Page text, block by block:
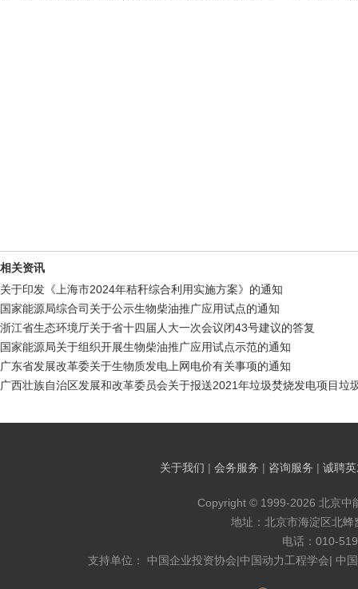
相关资讯
关于印发《上海市2024年秸秆综合利用实施方案》的通知
国家能源局综合司关于公示生物柴油推广应用试点的通知
浙江省生态环境厅关于省十四届人大一次会议闭43号建议的答复
国家能源局关于组织开展生物柴油推广应用试点示范的通知
广东省发展改革委关于生物质发电上网电价有关事项的通知
广西壮族自治区发展和改革委员会关于报送2021年垃圾焚烧发电项目垃
关于我们 | 会务服务 | 咨询服务 | 诚聘
Copyright © 1999-2026 北京中
地址：北京市海淀区北
电话：010-
支持单位： 中国企业投资协会|中国动力工程学会| 中